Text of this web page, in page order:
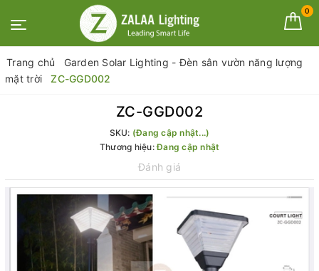
0
Trang chủ
Garden Solar Lighting - Đèn sân vườn năng lượng
mặt trời
ZC-GGD002
ZC-GGD002
SKU: (Đang cập nhật...)
Thương hiệu:Đang cập nhật
Đánh giá